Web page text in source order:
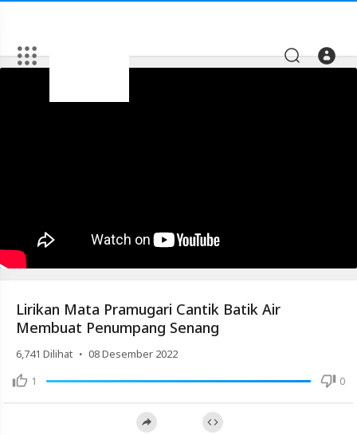
Lirikan
Membuat
Penumpang
Video
Lirikan
Mata
Pramugari
Lirikan Mata Pramugari Cantik Batik Air
Membuat Penumpang Senang
1 0
6,741 Dilihat · 08 Desember 2022